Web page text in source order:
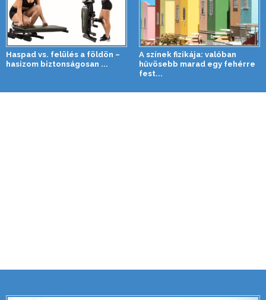
Haspad vs. felülés a földön –
hasizom biztonságosan ...
A színek fizikája: valóban
hűvösebb marad egy fehérre
fest...